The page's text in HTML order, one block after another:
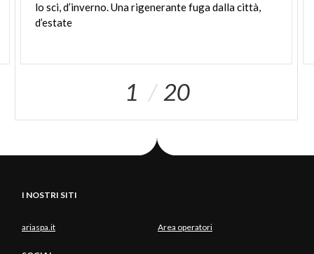
dallegiovani generazioniallapopolazione anziana
che in una logica di valorizzazione culturale del
sostenibile, agiranno secondo una dinamica di
lo sci, d’inverno. Una rigenerante fuga dalla città,
d’estate
1 20
I NOSTRI SITI
ariaspa.it Area operatori